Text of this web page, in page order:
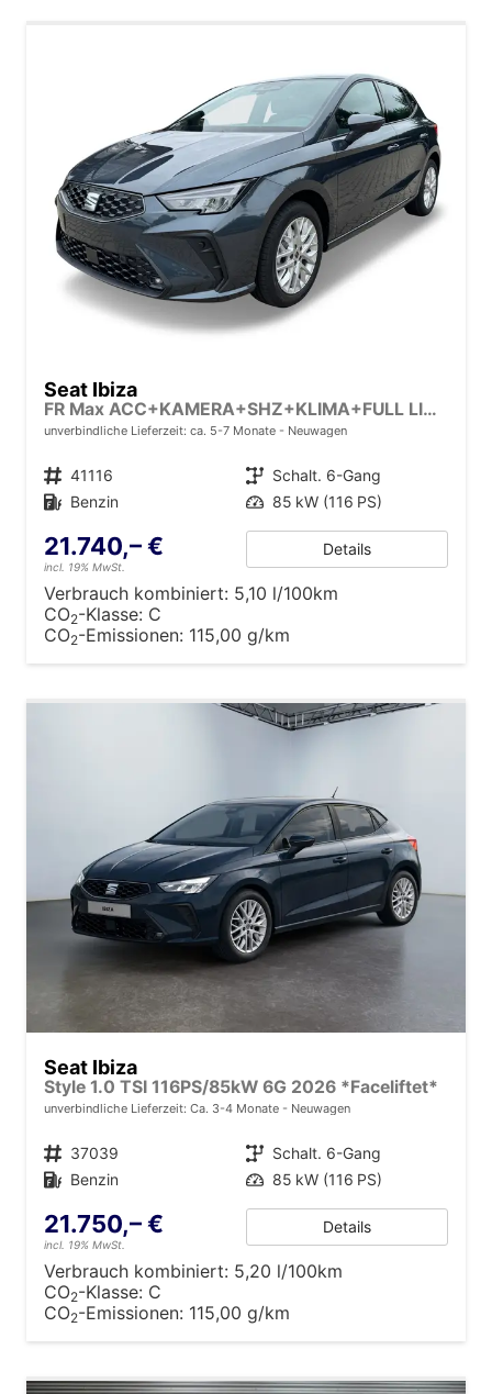
Seat Ibiza
FR Max ACC+KAMERA+SHZ+KLIMA+FULL LINK+PDC+LED+16" ALU+KESSY
unverbindliche Lieferzeit: ca. 5-7 Monate Neuwagen
Fahrzeugnr. 41116 Getriebe Schalt. 6-Gang
Kraftstoff Benzin Leistung 85 kW (116 PS)
21.740,– €
incl. 19% MwSt.
Details
Verbrauch kombiniert: 5,10 l/100km
CO2-Klasse: C
CO2-Emissionen: 115,00 g/km
Seat Ibiza
Style 1.0 TSI 116PS/85kW 6G 2026 *Faceliftet*
unverbindliche Lieferzeit: Ca. 3-4 Monate Neuwagen
Fahrzeugnr. 37039 Getriebe Schalt. 6-Gang
Kraftstoff Benzin Leistung 85 kW (116 PS)
21.750,– €
incl. 19% MwSt.
Details
Verbrauch kombiniert: 5,20 l/100km
CO2-Klasse: C
CO2-Emissionen: 115,00 g/km